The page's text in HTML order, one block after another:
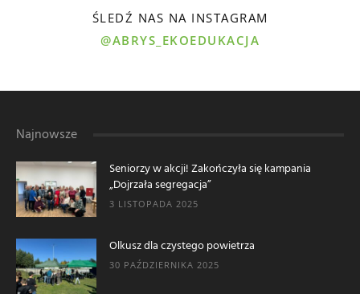
ŚLEDŹ NAS NA INSTAGRAM
@ABRYS_EKOEDUKACJA
Najnowsze
Seniorzy w akcji! Zakończyła się kampania
„Dojrzała segregacja”
3 LISTOPADA 2025
Olkusz dla czystego powietrza
30 PAŹDZIERNIKA 2025